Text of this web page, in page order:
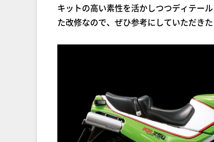
キットの高い素性を活かしつつディテー
た改修なので、ぜひ参考にしていただきた